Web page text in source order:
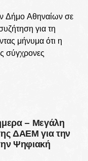
Δήμο Αθηναίων σε
για τη
μήνυμα ότι η
σύγχρονες
– Μεγάλη
ΔΑΕΜ για την
Ψηφιακή